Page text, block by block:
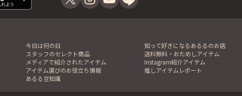
今日は何の日 知って好きになるあるるのお店
スタッフのセレクト商品 送料無料・おためしアイテム
メディアで紹介されたアイテム Instagram紹介アイテム
アイテム選びのお役立ち情報 推しアイテムレポート
あるる豆知識